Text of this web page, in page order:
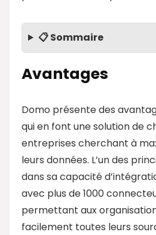
📋 Sommaire
Avantages
Domo présente des
qui en font une solution de
entreprises cherchant à
leurs données. L’un des
dans sa capacité
avec plus de 1000
permettant aux
facilement toutes leurs